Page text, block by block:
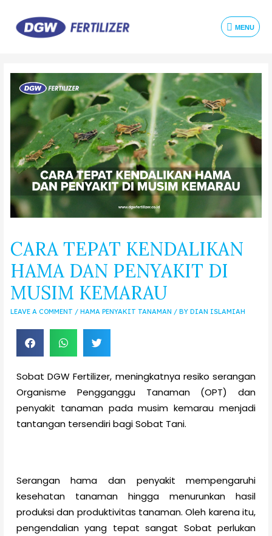
MENU
CARA TEPAT KENDALIKAN
HAMA DAN PENYAKIT DI
MUSIM KEMARAU
LEAVE A COMMENT / HAMA PENYAKIT TANAMAN / BY DIAN ISLAMIAH
Sobat DGW Fertilizer, meningkatnya resiko serangan
Organisme Pengganggu Tanaman (OPT) dan
penyakit tanaman pada musim kemarau menjadi
tantangan tersendiri bagi Sobat Tani.
Serangan hama dan penyakit mempengaruhi
kesehatan tanaman hingga menurunkan hasil
produksi dan produktivitas tanaman. Oleh karena itu,
pengendalian yang tepat sangat Sobat perlukan